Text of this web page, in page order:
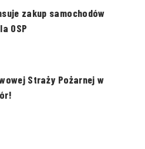
zakup samochodów
OSP
Straży Pożarnej w